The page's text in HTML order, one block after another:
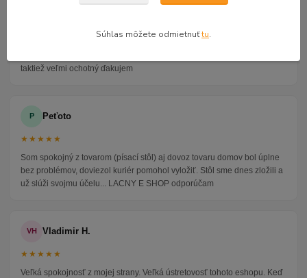
taktiež veľmi ochotný ďakujem
P Peťoto
★★★★★
Som spokojný z tovarom (písací stôl) aj dovoz tovaru domov bol úplne
bez problémov, doviezol kuriér pomohol vyložiť. Stôl sme dnes zložili a
už slúži svojmu účelu... LACNY E SHOP odporúčam
VH Vladimir H.
★★★★★
Veľká spokojnosť z mojej strany. Veľká ústretovosť tohoto eshopu. Keď
Súhlas môžete odmietnuťtu.